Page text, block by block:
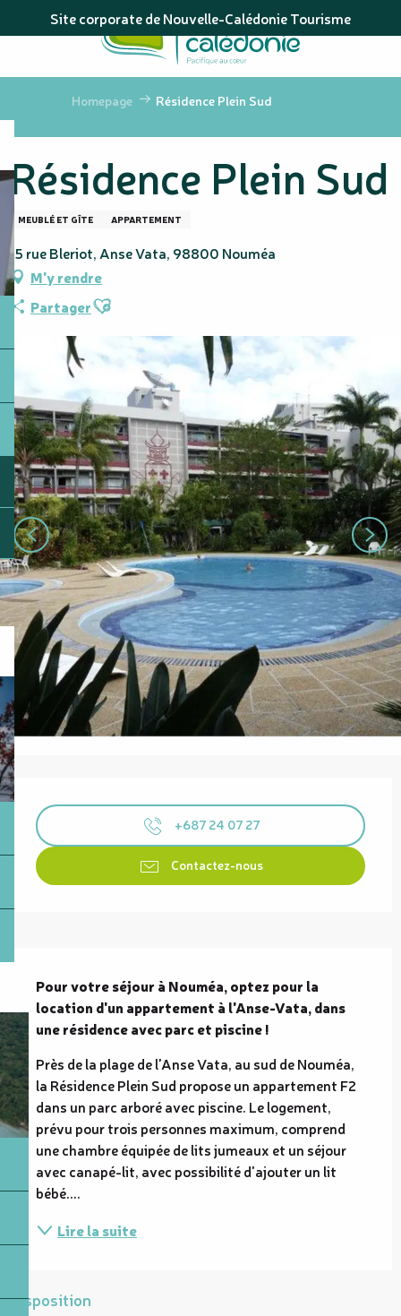
au
principal
Site corporate de Nouvelle-Calédonie Tourisme
Homepage Résidence Plein Sud
Résidence Plein Sud
MEUBLÉ ET GÎTE APPARTEMENT
15 rue Bleriot, Anse Vata, 98800 Nouméa
M'y rendre
PartagerAjouter aux favoris
Ouverture et coordonnées
+687 24 07 27
Contactez-nous
Description
Pour votre séjour à Nouméa, optez pour la
location d'un appartement à l'Anse-Vata, dans
une résidence avec parc et piscine !
Près de la plage de l'Anse Vata, au sud de Nouméa,
la Résidence Plein Sud propose un appartement F2
dans un parc arboré avec piscine. Le logement,
prévu pour trois personnes maximum, comprend
une chambre équipée de lits jumeaux et un séjour
avec canapé-lit, avec possibilité d'ajouter un lit
bébé....
Lire la suite
Disposition